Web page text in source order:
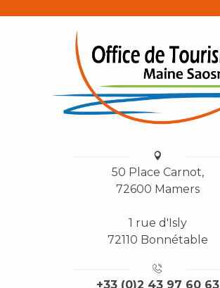
50 Place Carnot,
72600 Mamers
1 rue d'Isly
72110 Bonnétable
+33 (0)2 43 97 60 63